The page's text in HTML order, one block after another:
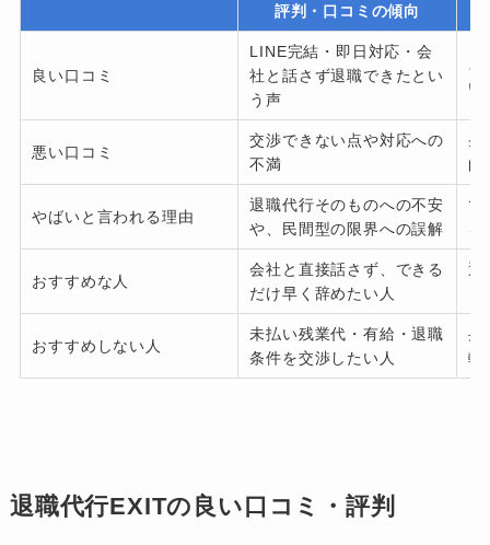
評判・口コミの傾向
良い口コミ
LINE完結・即日対応・会
社と話さず退職できたとい
う声
い
悪い口コミ
交渉できない点や対応への
不満
条
向
やばいと言われる理由
退職代行そのものへの不安
や、民間型の限界への誤解
で
を
おすすめな人
会社と直接話さず、できる
だけ早く辞めたい人
退
おすすめしない人
未払い残業代・有給・退職
条件を交渉したい人
弁
較
退職代行EXITの良い口コミ・評判